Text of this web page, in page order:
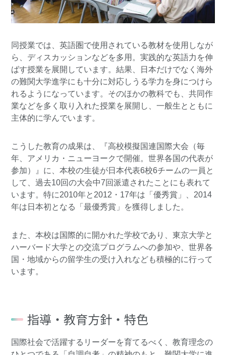
同授業では、英語圏で使用されている教材を使用しなが
ら、ディスカッションなどを多用。実践的な英語力を伸
ばす授業を展開しています。結果、日本だけでなく海外
の難関大学進学にも十分に対応しうる学力を身につけら
れるようになっています。そのほかの教科でも、共同作
業などを多く取り入れた授業を展開し、一般生とともに
主体的に学んでいます。
こうした教育の成果は、『高校模擬国連国際大会（毎
年、アメリカ・ニューヨークで開催。世界各国の代表が
参加）』に、本校の生徒が日本代表6校6チームの一員と
して、過去10回の大会中7回派遣されたことにも表れて
います。特に2010年と2012・17年は「優秀賞」、2014
年は日本初となる「最優秀賞」を獲得しました。
また、本校は国際的に開かれた学校であり、東京大学と
ハーバード大学との交流プログラムへの参加や、世界各
国・地域からの留学生の受け入れなども積極的に行って
います。
指導・教育方針・特色
国際社会で活躍するリーダーを育てるべく、教育理念の